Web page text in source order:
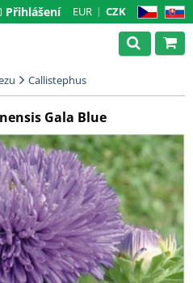
CZ SK
EUR CZK
Přihlášení
Callistephus
Gala Blue